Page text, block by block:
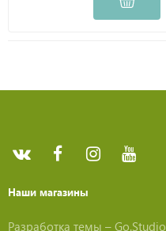
Наши магазины
Разработка темы – Go.Studio